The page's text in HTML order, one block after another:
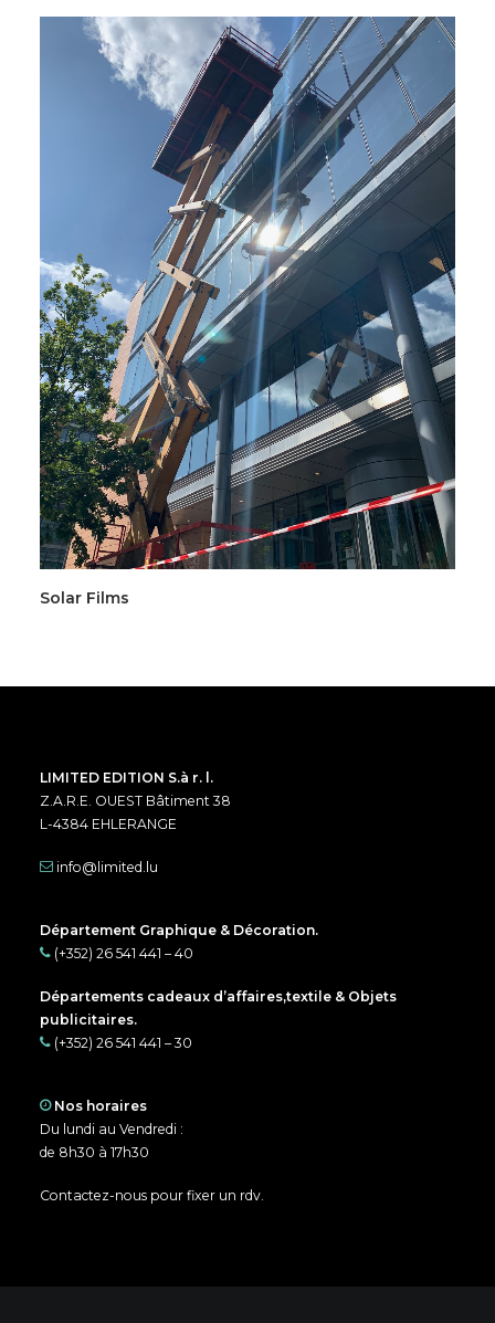
Solar Films
LIMITED EDITION S.à r. l.
Z.A.R.E. OUEST Bâtiment 38
L-4384 EHLERANGE
info@limited.lu
Département Graphique & Décoration.
(+352) 26 541 441 – 40
Départements cadeaux d’affaires,textile & Objets
publicitaires.
(+352) 26 541 441 – 30
Nos horaires
Du lundi au Vendredi :
de 8h30 à 17h30
Contactez-nous pour fixer un rdv.